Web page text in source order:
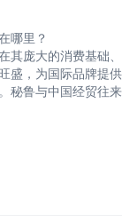
哪里？
其庞大的消费基础
盛，为国际品牌提
秘鲁与中国经贸往